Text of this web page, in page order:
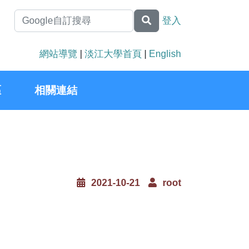
登入
網站導覽 淡江大學首頁 English
相關連結
2021-10-21 root